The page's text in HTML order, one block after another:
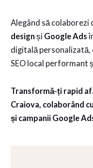
Alegând să colaborezi
designși Google Ads
digitală
SEO local performant
Transformă-ți rapid
Craiova, colaborând
și campanii Google